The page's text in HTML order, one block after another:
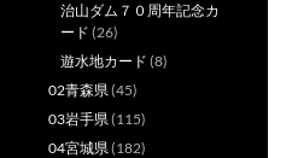
治山ダム７０周年記念カ
ード (26)
遊水地カード (8)
02青森県(45)
03岩手県(115)
04宮城県(182)